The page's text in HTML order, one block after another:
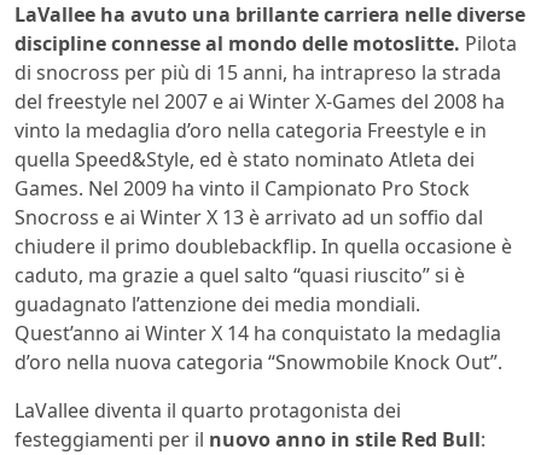
LaVallee ha avuto una brillante carriera nelle diverse
discipline connesse al mondo delle motoslitte. Pilota
di snocross per più di 15 anni, ha intrapreso la strada
del freestyle nel 2007 e ai Winter X-Games del 2008 ha
vinto la medaglia d’oro nella categoria Freestyle e in
quella Speed&Style, ed è stato nominato Atleta dei
Games. Nel 2009 ha vinto il Campionato Pro Stock
Snocross e ai Winter X 13 è arrivato ad un soffio dal
chiudere il primo doublebackflip. In quella occasione è
caduto, ma grazie a quel salto “quasi riuscito” si è
guadagnato l’attenzione dei media mondiali.
Quest’anno ai Winter X 14 ha conquistato la medaglia
d’oro nella nuova categoria “Snowmobile Knock Out”.
LaVallee diventa il quarto protagonista dei
festeggiamenti per il nuovo anno in stile Red Bull: